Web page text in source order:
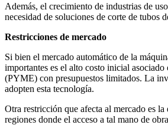
Además, el crecimiento de industrias de
necesidad de soluciones de corte de tubos
Restricciones de mercado
Si bien el mercado automático de la
importantes es el alto costo inicial asociado
(PYME) con presupuestos limitados. La
adopten esta tecnología.
Otra restricción que afecta al mercado es
regiones donde el acceso a tal mano de